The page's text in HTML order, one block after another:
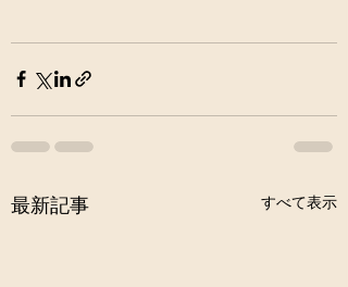
最新記事 すべて表示